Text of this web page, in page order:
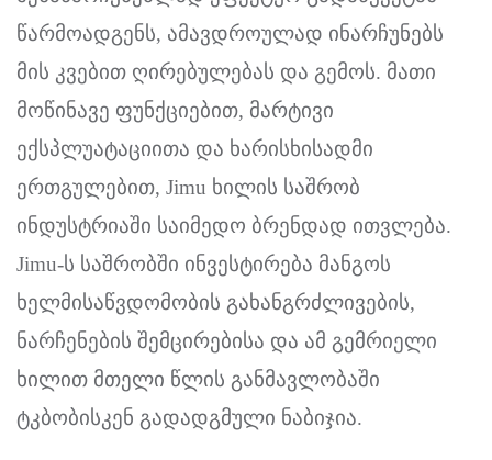
წარმოადგენს, ამავდროულად ინარჩუნებს
მის კვებით ღირებულებას და გემოს. მათი
მოწინავე ფუნქციებით, მარტივი
ექსპლუატაციითა და ხარისხისადმი
ერთგულებით, Jimu ხილის საშრობ
ინდუსტრიაში საიმედო ბრენდად ითვლება.
Jimu-ს საშრობში ინვესტირება მანგოს
ხელმისაწვდომობის გახანგრძლივების,
ნარჩენების შემცირებისა და ამ გემრიელი
ხილით მთელი წლის განმავლობაში
ტკბობისკენ გადადგმული ნაბიჯია.